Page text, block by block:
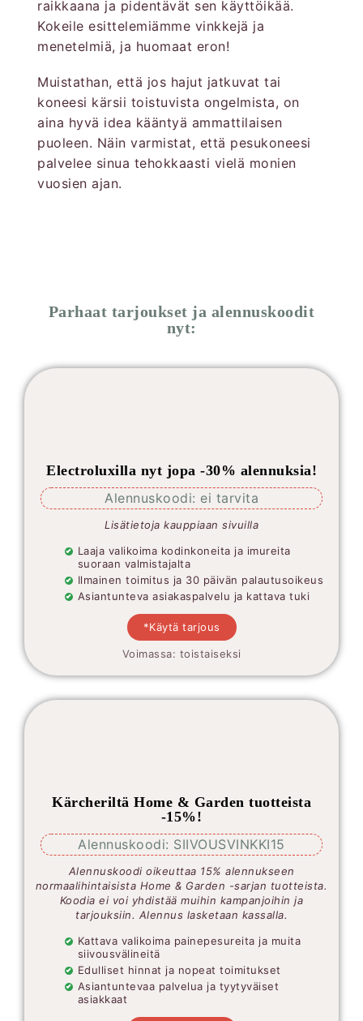
raikkaana ja pidentävät sen käyttöikää.
Kokeile esittelemiämme vinkkejä ja
menetelmiä, ja huomaat eron!
Muistathan, että jos hajut jatkuvat tai
koneesi kärsii toistuvista ongelmista, on
aina hyvä idea kääntyä ammattilaisen
puoleen. Näin varmistat, että pesukoneesi
palvelee sinua tehokkaasti vielä monien
vuosien ajan.
Parhaat tarjoukset ja alennuskoodit
nyt:
Electroluxilla nyt jopa -30% alennuksia!
Alennuskoodi: ei tarvita
Lisätietoja kauppiaan sivuilla
Laaja valikoima kodinkoneita ja imureita
suoraan valmistajalta
Ilmainen toimitus ja 30 päivän palautusoikeus
Asiantunteva asiakaspalvelu ja kattava tuki
*Käytä tarjous
Voimassa: toistaiseksi
Kärcheriltä Home & Garden tuotteista
-15%!
Alennuskoodi: SIIVOUSVINKKI15
Alennuskoodi oikeuttaa 15% alennukseen
normaalihintaisista Home & Garden -sarjan tuotteista.
Koodia ei voi yhdistää muihin kampanjoihin ja
tarjouksiin. Alennus lasketaan kassalla.
Kattava valikoima painepesureita ja muita
siivousvälineitä
Edulliset hinnat ja nopeat toimitukset
Asiantuntevaa palvelua ja tyytyväiset
asiakkaat